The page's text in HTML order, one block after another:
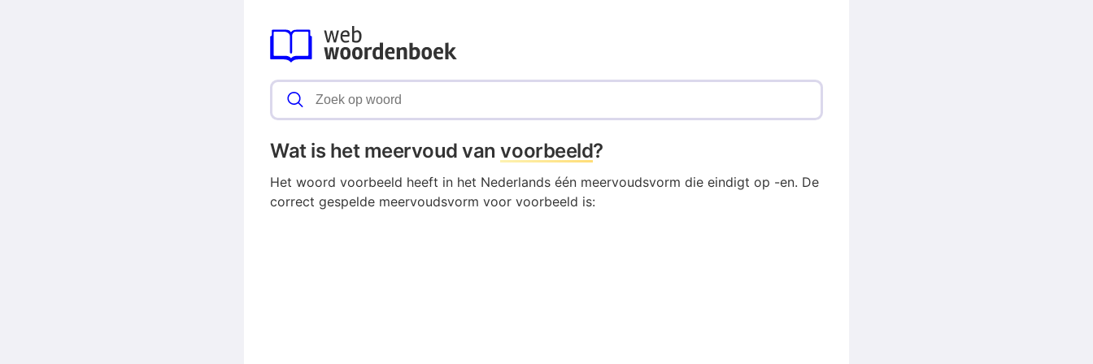
Wat is het meervoud vanvoorbeeld?
Het woord voorbeeld heeft in het Nederlands één meervoudsvorm die eindigt op -en. De
correct gespelde meervoudsvorm voor voorbeeld is: